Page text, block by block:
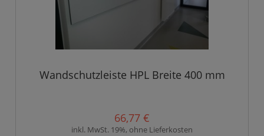
Wandschutzleiste HPL Breite 400 mm
66,77 €
inkl. MwSt. 19%, ohne Lieferkosten